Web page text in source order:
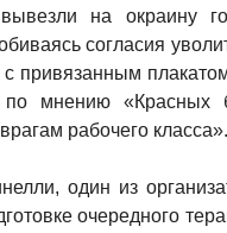
на окраину
согласия
с привязанным
мнению «Красных
рабочего класса».
один из
очередного